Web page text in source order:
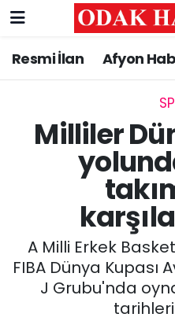
Resmi İlan Afyon
Milliler
A Milli Erkek
FIBA Dünya Kupası
J Grubu'nda
AFYONKARAHİSAR
ASAYİŞ
GÜNCEL
SİYASET
EĞİTİM
Nöbetçi Eczaneler
Trafik Durumu
Süper Lig Puan
Tüm Manşetler
Son Dakika
Haber Arşivi